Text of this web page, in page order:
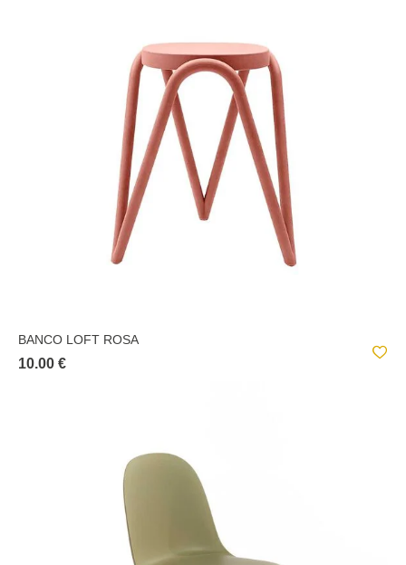
BANCO LOFT ROSA
10.00 €